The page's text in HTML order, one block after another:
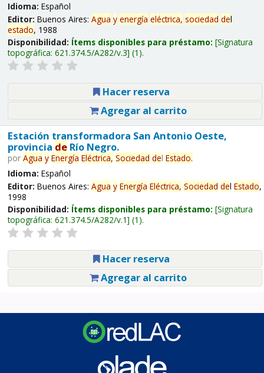
Idioma: Español
Editor: Buenos Aires: Agua y energía eléctrica, sociedad del
estado, 1988
Disponibilidad: Ítems disponibles para préstamo: Signatura
topográfica: 621.374.5/A282/v.3 (1).
Hacer reserva
Agregar al carrito
Estación transformadora San Antonio Oeste,
provincia deRío Negro.
por Agua y Energía Eléctrica, Sociedad del Estado.
Idioma: Español
Editor: Buenos Aires: Agua y Energía Eléctrica, Sociedad del Estado,
1998
Disponibilidad: Ítems disponibles para préstamo: Signatura
topográfica: 621.374.5/A282/v.1 (1).
Hacer reserva
Agregar al carrito